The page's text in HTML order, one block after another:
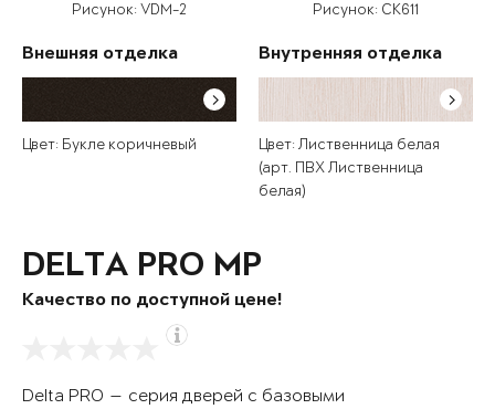
Рисунок: VDM-2
Внешняя отделка
Цвет: Букле коричневый
Рисунок: СК611
Внутренняя отделка
Цвет: Лиственница белая
(арт. ПВХ Лиственница
белая)
DELTA PRO MP
Качество по доступной цене!
Delta PRO — серия дверей с базовыми